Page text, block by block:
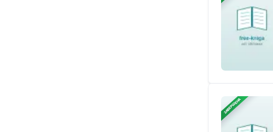
ЗАВЕРШЕНА